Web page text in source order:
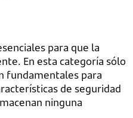
para que la
En esta categoría sólo
fundamentales para
de seguridad
ninguna